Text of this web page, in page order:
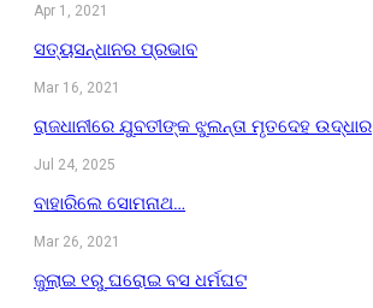
Apr 1, 2021
ସତ୍ୟସନ୍ଧାନର ପ୍ରଭାବ
Mar 16, 2021
ରାଜଧାନୀରେ ଯୁବତୀଙ୍କ ଝୁଲନ୍ତା ମୃତଦେହ ଉଦ୍ଧାର
Jul 24, 2025
ବାହାରିଲେ ସୋମନାଥ…
Mar 26, 2021
ଜୁଲାଇ ୧ରୁ ଘରୋଇ ବସ ଧର୍ମଘଟ